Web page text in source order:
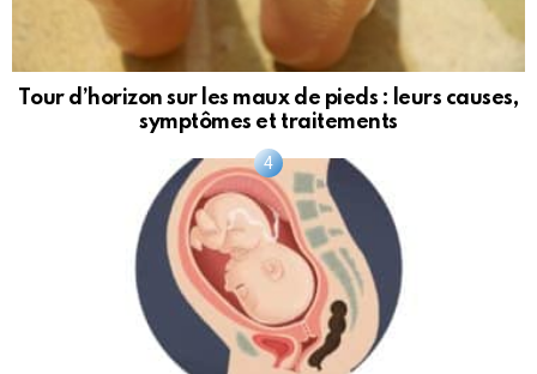
Tour d’horizon sur les maux de pieds : leurs causes,
symptômes et traitements